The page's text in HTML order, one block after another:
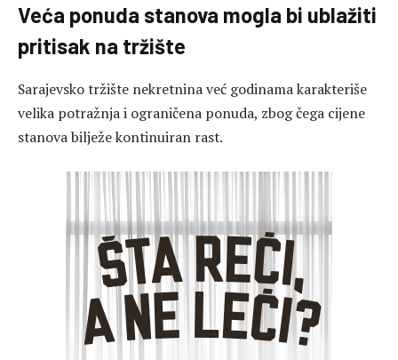
Veća ponuda stanova mogla bi ublažiti
pritisak na tržište
Sarajevsko tržište nekretnina već godinama karakteriše
velika potražnja i ograničena ponuda, zbog čega cijene
stanova bilježe kontinuiran rast.